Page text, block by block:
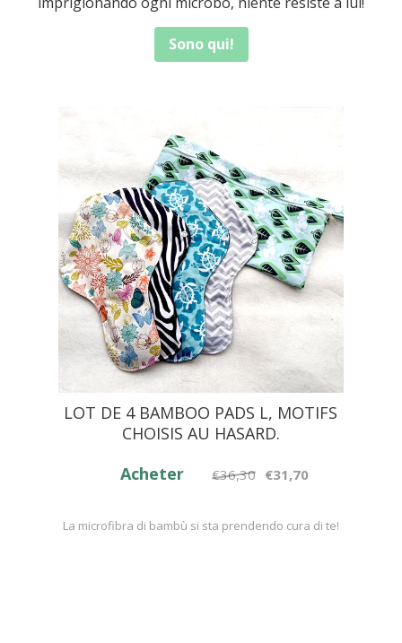
Sono qui!
LOT DE 4 BAMBOO PADS L, MOTIFS
CHOISIS AU HASARD.
Acheter
€36,30 €31,70
La microfibra di bambù si sta prendendo cura di te!